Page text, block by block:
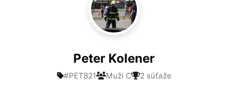
Peter Kolener
#PET821 Muži C 2 súťaže